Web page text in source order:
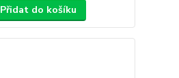
Přidat do košíku